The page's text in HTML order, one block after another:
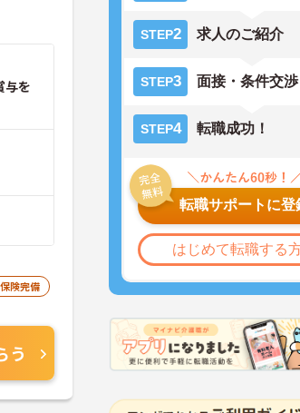
STEP2 求人のご紹介
STEP3 面接・条件交渉
STEP4 転職成功！
転職サポートに登
はじめて転職する
与を
険完備
う